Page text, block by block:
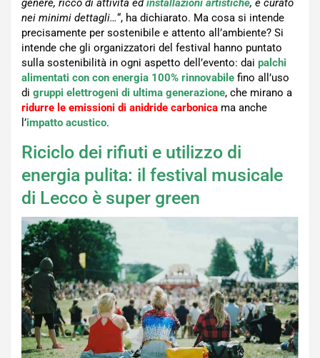
genere, ricco di attività edinstallazioni artistiche, e curato
nei minimi dettagli…“, ha dichiarato. Ma cosa si intende
precisamente per sostenibile e attento all’ambiente? Si
intende che gli organizzatori del festival hanno puntato
sulla sostenibilità in ogni aspetto dell’evento: dai palchi
alimentati con con energia 100% rinnovabile fino all’uso
di gruppi elettrogeni di ultima generazione, che mirano a
ridurre le emissioni di anidride carbonica ma anche
l’impatto acustico.
Riciclo dei rifiuti e utilizzo di
energia pulita: il festival musicale
di Lecco è super green